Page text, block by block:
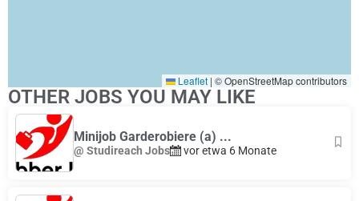
Leaflet | © OpenStreetMap contributors
OTHER JOBS YOU MAY LIKE
Minijob Garderobiere (a) ...
@ Studireach Jobs vor etwa 6 Monate